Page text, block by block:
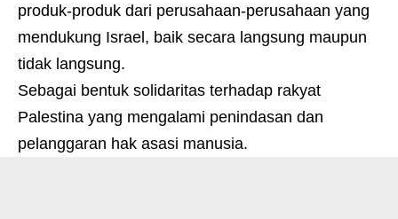
produk-produk dari perusahaan-perusahaan yang
mendukung Israel, baik secara langsung maupun
tidak langsung.
Sebagai bentuk solidaritas terhadap rakyat
Palestina yang mengalami penindasan dan
pelanggaran hak asasi manusia.